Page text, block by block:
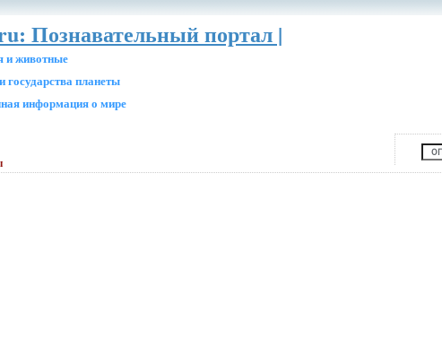
Познавательный портал |
и животные
государства планеты
информация о мире